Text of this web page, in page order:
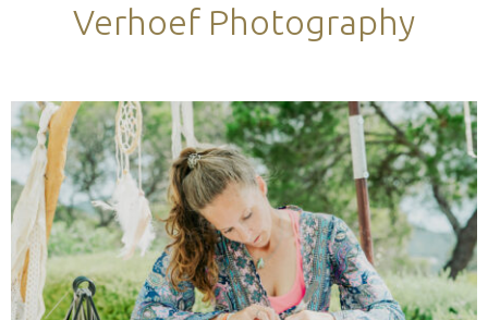
Verhoef Photography